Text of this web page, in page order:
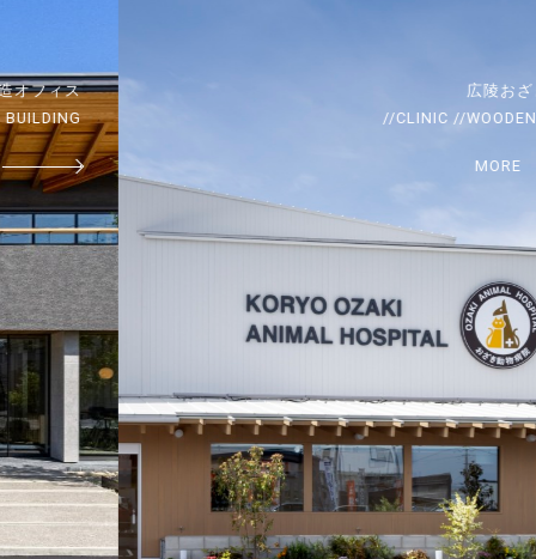
広陵おざき動物病院
//CLINIC //WOODEN BUILDING